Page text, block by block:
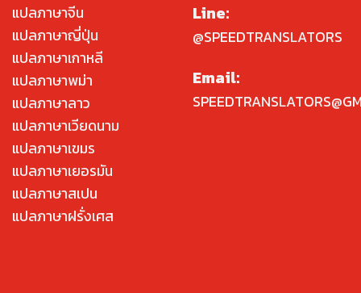
แปลภาษาจีน
แปลภาษาญี่ปุ่น
แปลภาษาเกาหลี
แปลภาษาพม่า
แปลภาษาลาว
แปลภาษาเวียดนาม
แปลภาษาเขมร
แปลภาษาเยอรมัน
แปลภาษาสเปน
แปลภาษาฝรั่งเศส
Line:
@SPEEDTRANSLATORS
Email: